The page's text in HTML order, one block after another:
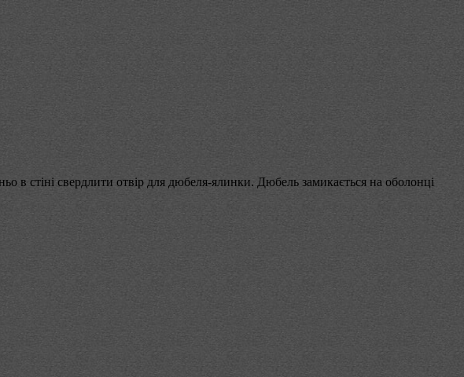
в стіні свердлити отвір для дюбеля-ялинки. Дюбель замикається на оболонці